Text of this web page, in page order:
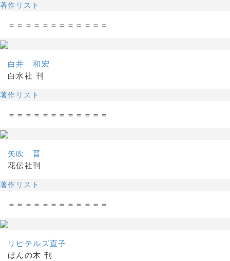
著作リスト
＝＝＝＝＝＝＝＝＝＝＝＝
白井 和宏
白水社 刊
著作リスト
＝＝＝＝＝＝＝＝＝＝＝＝
矢吹 晋
花伝社刊
著作リスト
＝＝＝＝＝＝＝＝＝＝＝＝
リヒテルズ直子
ほんの木 刊